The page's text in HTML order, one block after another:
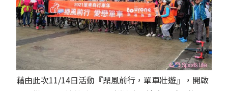
藉由此次11/14日活動『鼎風前行，單車壯遊』，開啟